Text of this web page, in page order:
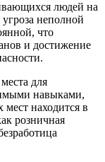
людей на
неполной
что
и достижение
для
навыками,
находится в
розничная